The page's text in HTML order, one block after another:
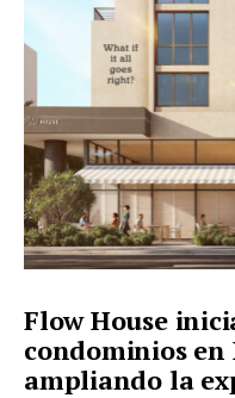
Flow House
condominios en
ampliando la